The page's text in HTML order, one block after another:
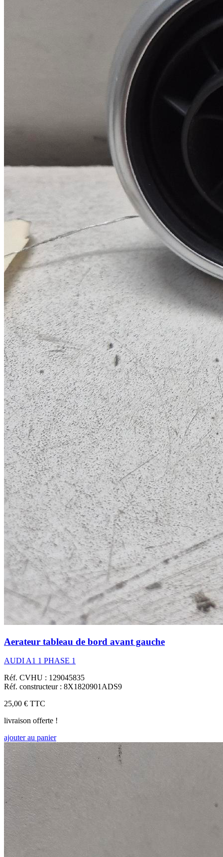
Aerateur tableau de bord avant gauche
AUDI A1 1 PHASE 1
Réf. CVHU : 129045835
Réf. constructeur : 8X1820901ADS9
25,00 € TTC
livraison offerte !
ajouter au panier